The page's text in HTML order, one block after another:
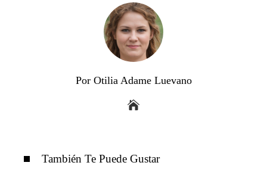
Por Otilia Adame Luevano
También Te Puede Gustar